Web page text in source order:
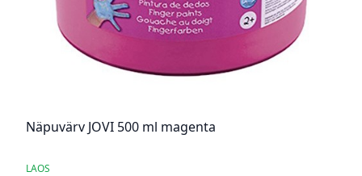
Näpuvärv JOVI 500 ml magenta
LAOS